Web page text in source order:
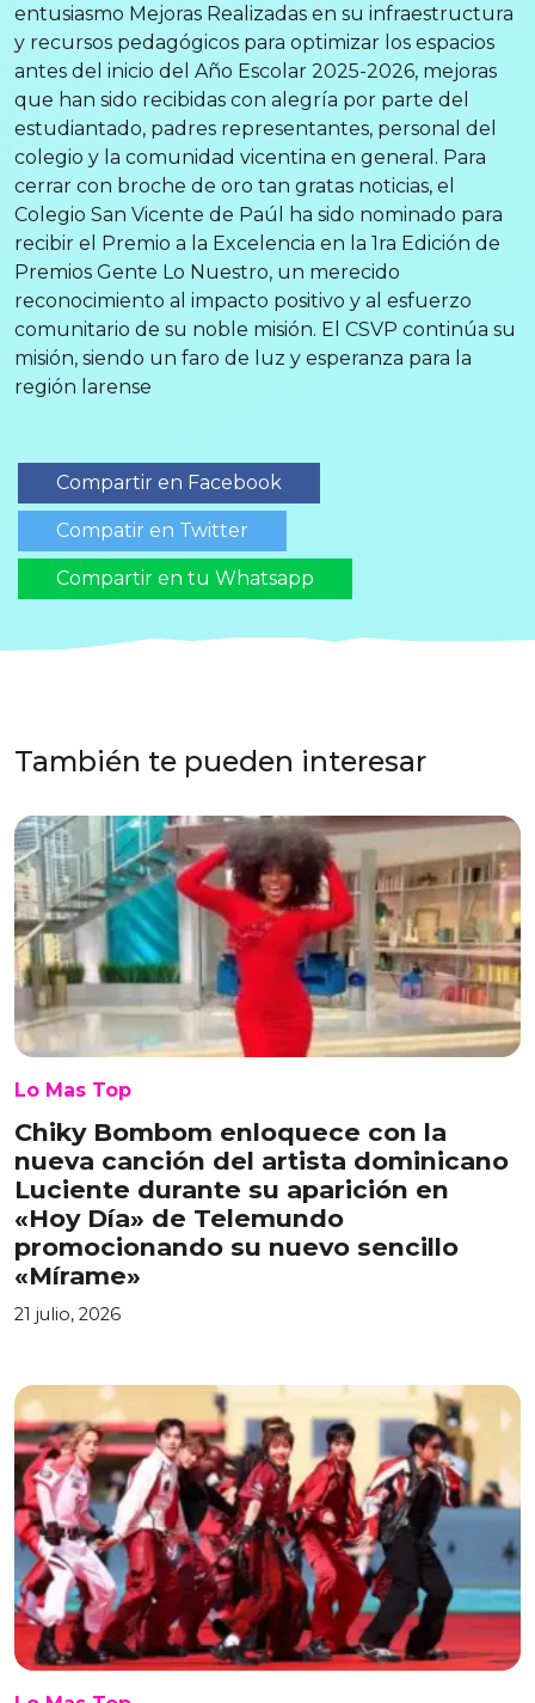
entusiasmo Mejoras Realizadas en su infraestructura
y recursos pedagógicos para optimizar los espacios
antes del inicio del Año Escolar 2025-2026, mejoras
que han sido recibidas con alegría por parte del
estudiantado, padres representantes, personal del
colegio y la comunidad vicentina en general. Para
cerrar con broche de oro tan gratas noticias, el
Colegio San Vicente de Paúl ha sido nominado para
recibir el Premio a la Excelencia en la 1ra Edición de
Premios Gente Lo Nuestro, un merecido
reconocimiento al impacto positivo y al esfuerzo
comunitario de su noble misión. El CSVP continúa su
misión, siendo un faro de luz y esperanza para la
región larense
Compartir en Facebook
Compatir en Twitter
Compartir en tu Whatsapp
También te pueden interesar
Lo Mas Top
Chiky Bombom enloquece con la
nueva canción del artista dominicano
Luciente durante su aparición en
«Hoy Día» de Telemundo
promocionando su nuevo sencillo
«Mírame»
21 julio, 2026